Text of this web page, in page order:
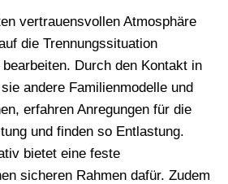
vertrauensvollen Atmosphäre
die Trennungssituation
Durch den Kontakt in
andere Familienmodelle und
erfahren Anregungen für die
und finden so Entlastung.
bietet eine feste
sicheren Rahmen dafür. Zudem